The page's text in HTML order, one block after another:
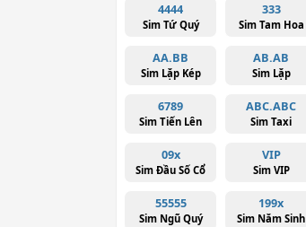
4444
Sim Tứ Quý
333
Sim Tam Hoa
AA.BB
Sim Lặp Kép
AB.AB
Sim Lặp
6789
Sim Tiến Lên
ABC.ABC
Sim Taxi
09x
Sim Đầu Số Cổ
VIP
Sim VIP
55555
Sim Ngũ Quý
199x
Sim Năm Sinh